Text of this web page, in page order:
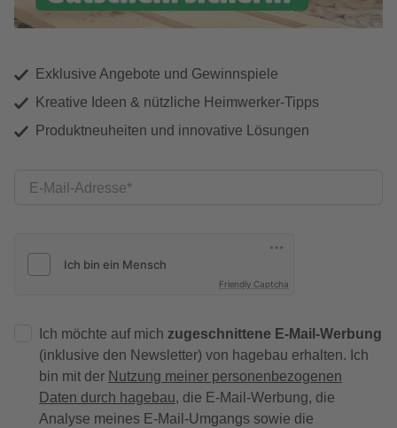
Exklusive Angebote und Gewinnspiele
Kreative Ideen & nützliche Heimwerker-Tipps
Produktneuheiten und innovative Lösungen
E-Mail-Adresse
Friendly Captcha
Ich möchte auf mich zugeschnittene E-Mail-Werbung
(inklusive den Newsletter) von hagebau erhalten. Ich
bin mit der Nutzung meiner personenbezogenen
Daten durch hagebau, die E-Mail-Werbung, die
Analyse meines E-Mail-Umgangs sowie die